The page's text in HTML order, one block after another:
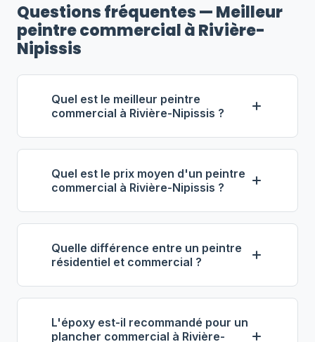
Questions fréquentes — Meilleur
peintre commercial à Rivière-
Nipissis
Quel est le meilleur peintre
commercial à Rivière-Nipissis ?
Selon notre classement,Claude Laurin
Entrepreneur (propriétaire : Claude
Laurin) se distingue comme le meilleur
Nipissis. Note : 4.6/5 (39 avis), 22 ans
d'expérience, équipe de 12 employés.
Quel est le prix moyen d'un peintre
commercial à Rivière-Nipissis ?
À Rivière-Nipissis, les entrepreneurs en
peinture commerciale facturent entre
58 $ et 83 $ de l'heure. Pour 1 000
L'époxy de plancher coûte entre 4 $ et
9 $ le pi², tout compris.
Quelle différence entre un peintre
résidentiel et commercial ?
La peinture commerciale implique des
volumes plus importants, des équipes
plus grandes, des produits spécialisés
L'époxy est-il recommandé pour un
plancher commercial à Rivière-